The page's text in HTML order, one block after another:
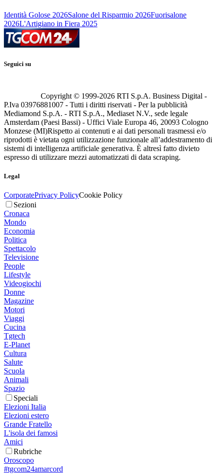
Identità Golose 2026Salone del Risparmio 2026Fuorisalone
2026L'Artigiano in Fiera 2025
Seguici su
Copyright © 1999-2026 RTI S.p.A. Business Digital -
P.Iva 03976881007 - Tutti i diritti riservati - Per la pubblicità
Mediamond S.p.A. - RTI S.p.A., Mediaset N.V., sede legale
Amsterdam (Paesi Bassi) - Uffici Viale Europa 46, 20093 Cologno
Monzese (MI)Rispetto ai contenuti e ai dati personali trasmessi e/o
riprodotti è vietata ogni utilizzazione funzionale all’addestramento di
sistemi di intelligenza artificiale generativa. È altresì fatto divieto
espresso di utilizzare mezzi automatizzati di data scraping.
Legal
CorporatePrivacy PolicyCookie Policy
Sezioni
Cronaca
Mondo
Economia
Politica
Spettacolo
Televisione
People
Lifestyle
Videogiochi
Donne
Magazine
Motori
Viaggi
Cucina
Tgtech
E-Planet
Cultura
Salute
Scuola
Animali
Spazio
Speciali
Elezioni Italia
Elezioni estero
Grande Fratello
L'isola dei famosi
Amici
Rubriche
Oroscopo
#tgcom24amarcord